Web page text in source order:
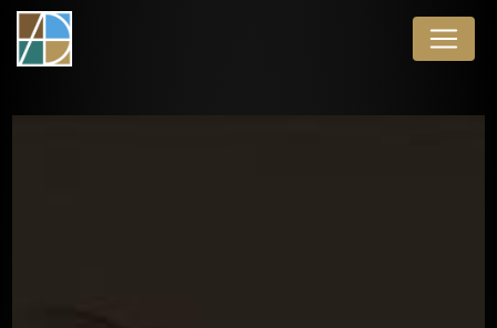
Panneau de gestion des cookies